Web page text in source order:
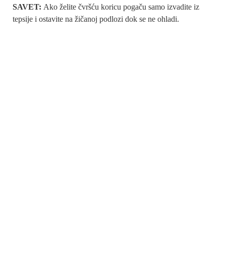
SAVET: Ako želite čvršću koricu pogaču samo izvadite iz
tepsije i ostavite na žičanoj podlozi dok se ne ohladi.